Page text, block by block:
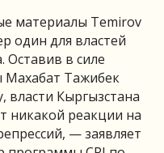
материалы Temirov
один для властей
Оставив в силе
Махабат Тажибек
Кыргызстана
никакой реакции на
— заявляет